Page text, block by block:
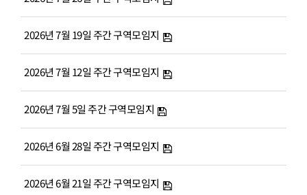
2026년 7월 19일 주간 구역모임지
2026년 7월 12일 주간 구역모임지
2026년 7월 5일 주간 구역모임지
2026년 6월 28일 주간 구역모임지
2026년 6월 21일 주간 구역모임지